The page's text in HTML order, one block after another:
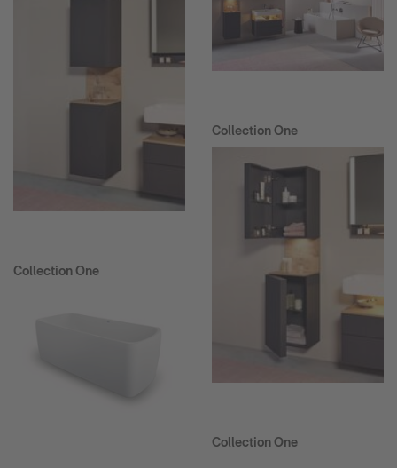
Collection One
Collection One
Collection One